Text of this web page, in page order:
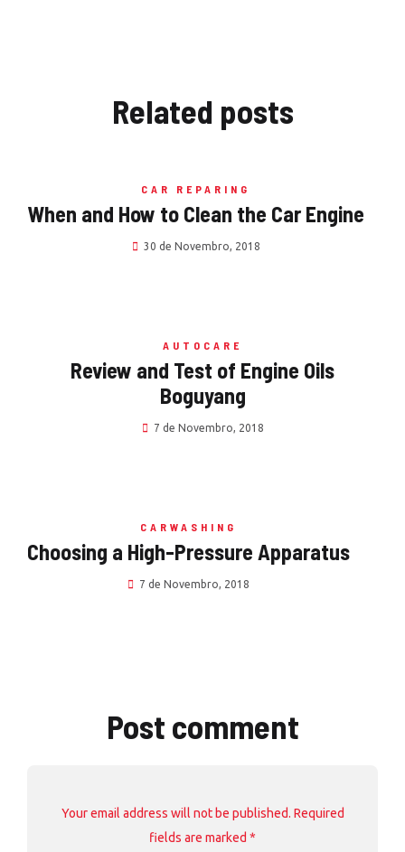
Related posts
CAR REPARING
When and How to Clean the Car Engine
30 de Novembro, 2018
AUTOCARE
Review and Test of Engine Oils
Boguyang
7 de Novembro, 2018
CARWASHING
Choosing a High-Pressure Apparatus
7 de Novembro, 2018
Post comment
Your email address will not be published. Required
fields are marked *